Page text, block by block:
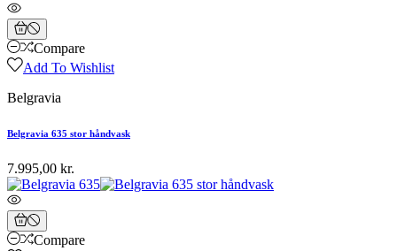
Compare
Add To Wishlist
Belgravia
Belgravia 635 stor håndvask
7.995,00 kr.
Compare